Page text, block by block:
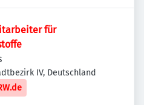
für
IV, Deutschland